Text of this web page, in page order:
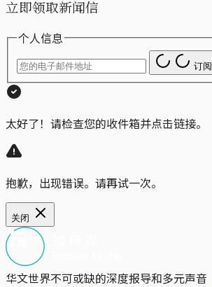
立即领取新闻信
个人信息
订阅
太好了！请检查您的收件箱并点击链接。
抱歉，出现错误。请再试一次。
关闭
华文世界不可或缺的深度报导和多元声音